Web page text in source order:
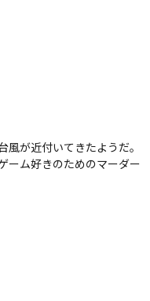
が近付いてきたようだ。
ーム好きのためのマーダー